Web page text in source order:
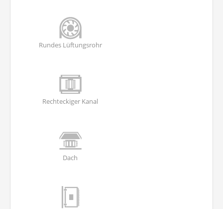
Rundes Lüftungsrohr
Rechteckiger Kanal
Dach